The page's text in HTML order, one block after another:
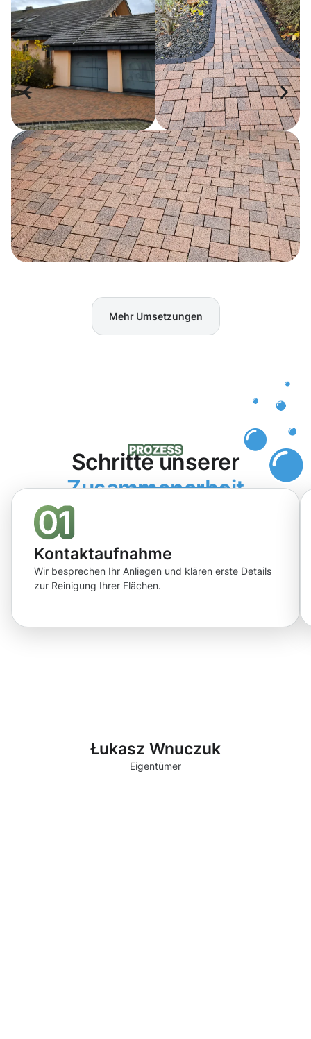
Mehr Umsetzungen
Schritte unserer
Zusammenarbeit
Kontaktaufnahme
Wir besprechen Ihr Anliegen und klären erste Details
zur Reinigung Ihrer Flächen.
Łukasz Wnuczuk
Eigentümer